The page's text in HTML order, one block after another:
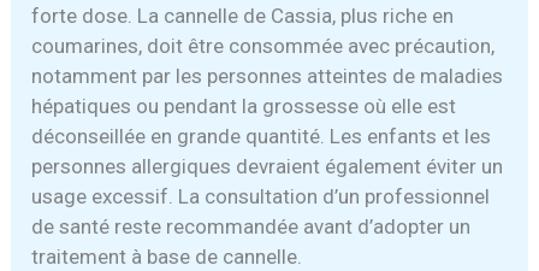
forte dose. La cannelle de Cassia, plus riche en
coumarines, doit être consommée avec précaution,
notamment par les personnes atteintes de maladies
hépatiques ou pendant la grossesse où elle est
déconseillée en grande quantité. Les enfants et les
personnes allergiques devraient également éviter un
usage excessif. La consultation d’un professionnel
de santé reste recommandée avant d’adopter un
traitement à base de cannelle.